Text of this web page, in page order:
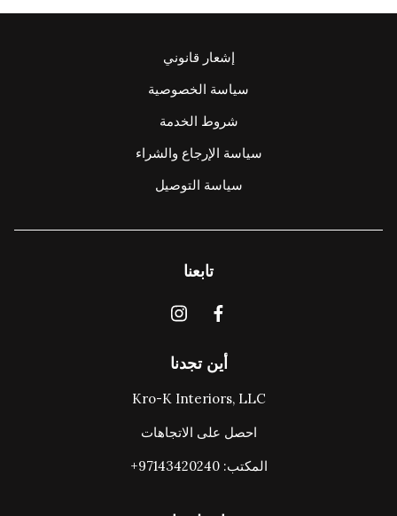
إشعار قانوني
سياسة الخصوصية
شروط الخدمة
سياسة الإرجاع والشراء
سياسة التوصيل
أين تجدنا
Kro-K Interiors, LLC
احصل على الاتجاهات
المكتب: ‎+97143420240
تابعنا